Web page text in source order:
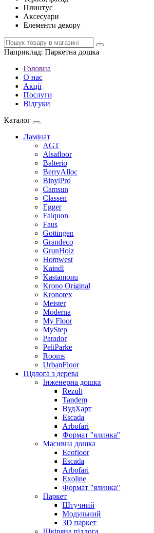
Плинтус
Аксесуари
Елементи декору
Наприклад: Паркетна дошка
Головна
О нас
Акції
Послуги
Відгуки
Каталог
Ламінат
AGT
Alsafloor
Balterio
BerryAlloc
BinylPro
Camsun
Classen
Egger
Falquon
Faus
Gottingen
Grandeco
GrunHolz
Homwest
Kaindl
Kastamonu
Krono Original
Kronotex
Meister
Moderna
My Floor
MyStep
Parador
PeliParke
Rooms
UrbanFloor
Підлога з дерева
Інженерна дошка
Rezult
Tandem
ВудХарт
Escada
Arbofari
Формат "ялинка"
Масивна дошка
Ecofloor
Escada
Arbofari
Exoline
Формат "ялинка"
Паркет
Штучний
Модульний
3D паркет
Шкіряна підлога